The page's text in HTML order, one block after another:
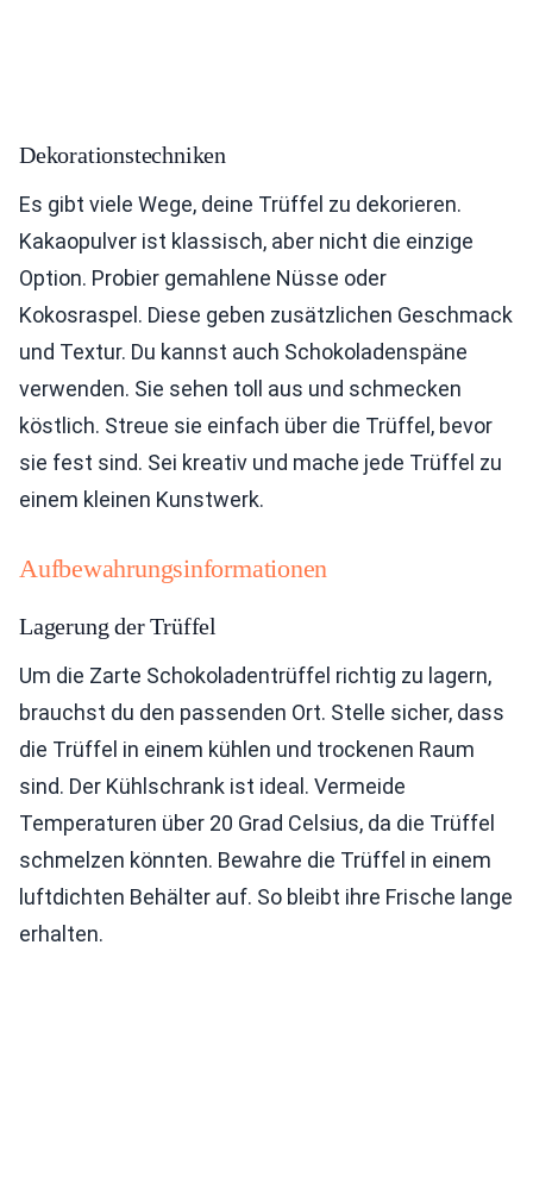
Dekorationstechniken
Es gibt viele Wege, deine Trüffel zu dekorieren.
Kakaopulver ist klassisch, aber nicht die einzige
Option. Probier gemahlene Nüsse oder
Kokosraspel. Diese geben zusätzlichen Geschmack
und Textur. Du kannst auch Schokoladenspäne
verwenden. Sie sehen toll aus und schmecken
köstlich. Streue sie einfach über die Trüffel, bevor
sie fest sind. Sei kreativ und mache jede Trüffel zu
einem kleinen Kunstwerk.
Aufbewahrungsinformationen
Lagerung der Trüffel
Um die Zarte Schokoladentrüffel richtig zu lagern,
brauchst du den passenden Ort. Stelle sicher, dass
die Trüffel in einem kühlen und trockenen Raum
sind. Der Kühlschrank ist ideal. Vermeide
Temperaturen über 20 Grad Celsius, da die Trüffel
schmelzen könnten. Bewahre die Trüffel in einem
luftdichten Behälter auf. So bleibt ihre Frische lange
erhalten.